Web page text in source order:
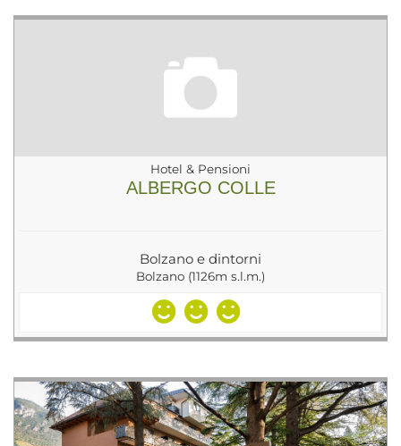
Hotel & Pensioni
ALBERGO COLLE
Bolzano e dintorni
Bolzano (1126m s.l.m.)